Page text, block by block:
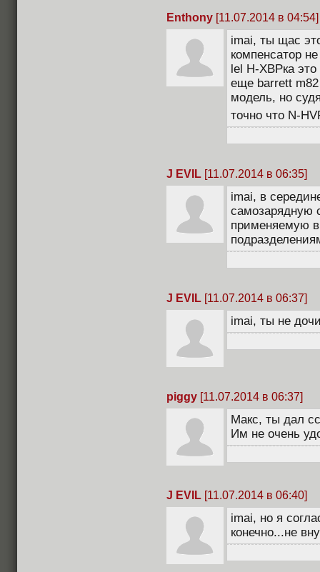
Enthony [11.07.2014 в 04:54]
imai, ты щас
компенсатор
lel Н-ХВРка это
еще barrett
модель, но
точно что N-
J EVIL [11.07.2014 в 06:35]
imai, в
самозарядную
применяемую
J EVIL [11.07.2014 в 06:37]
imai, ты не
piggy [11.07.2014 в 06:37]
Макс, ты дал
Им не очень
J EVIL [11.07.2014 в 06:40]
imai, но я
конечно...не